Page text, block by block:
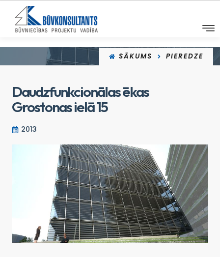
SĀKUMS PIEREDZE
Daudzfunkcionālas ēkas
Grostonas ielā 15
2013